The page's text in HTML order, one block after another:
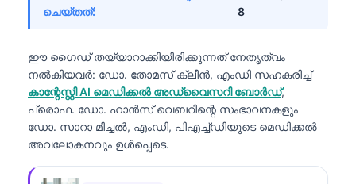
ചെയ്തത്:
8
ഈ ഗൈഡ് തയ്യാറാക്കിയിരിക്കുന്നത് നേതൃത്വം
നൽകിയവർ: ഡോ. തോമസ് ക്ലീൻ, എംഡി സഹകരിച്ച്
കാന്റേസ്റ്റി AI മെഡിക്കൽ അഡ്വൈസറി ബോർഡ്,
പ്രൊഫ. ഡോ. ഹാൻസ് വെബറിന്റെ സംഭാവനകളും
ഡോ. സാറാ മിച്ചൽ, എംഡി, പിഎച്ച്ഡിയുടെ മെഡിക്കൽ
അവലോകനവും ഉൾപ്പെടെ.